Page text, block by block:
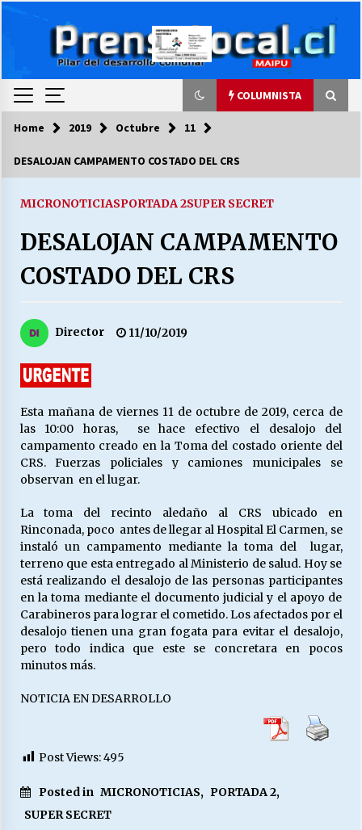
COLUMNISTA
COLUMNISTA
cuándo van a bajar?
HISTORIA
“ORGULLOSOS DE SER DC” SALUDA EL
MUNICIPALIDAD, TRABAJADORES, CLIMA
LABORAL:
13/07/2026
Escuela hospitalaria El Carmen de Maipu.
¿Qué habrían dicho?
23/06/2026
VOLVER A SER ALTERNATIVA
16/06/2026
MUNICIPALIDADES, HONORARIOS, DESPIDOS
cuestión social hoy”.
Home 2019 Octubre 11
DESALOJAN CAMPAMENTO COSTADO DEL CRS
MICRONOTICIASPORTADA 2SUPER SECRET
DESALOJAN CAMPAMENTO
COSTADO DEL CRS
Director 11/10/2019
Esta mañana de viernes 11 de octubre de 2019, cerca de
las 10:00 horas, se hace efectivo el desalojo del
campamento creado en la Toma del costado oriente del
CRS. Fuerzas policiales y camiones municipales se
observan en el lugar.
La toma del recinto aledaño al CRS ubicado en
Rinconada, poco antes de llegar al Hospital El Carmen, se
instaló un campamento mediante la toma del lugar,
terreno que esta entregado al Ministerio de salud. Hoy se
está realizando el desalojo de las personas participantes
en la toma mediante el documento judicial y el apoyo de
Carabineros para lograr el cometido. Los afectados por el
desalojo tienen una gran fogata para evitar el desalojo,
pero todo indica que este se concretara en pocos
minutos más.
NOTICIA EN DESARROLLO
Post Views:495
Posted in MICRONOTICIAS, PORTADA 2,
SUPER SECRET